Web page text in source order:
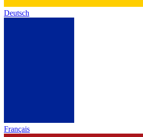
Deutsch
Français